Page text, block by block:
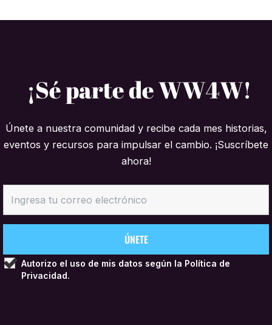
¡Sé parte de WW4W!
Únete a nuestra comunidad y recibe cada mes historias,
eventos y recursos para impulsar el cambio. ¡Suscríbete
ahora!
Autorizo el uso de mis datos según la Política de
Privacidad.